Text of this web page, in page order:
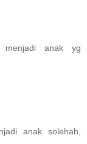
menjadi anak yg
anak solehah,